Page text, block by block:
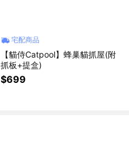
宅配商品
【貓侍Catpool】蜂巢貓抓屋(附
抓板+提盒)
$699